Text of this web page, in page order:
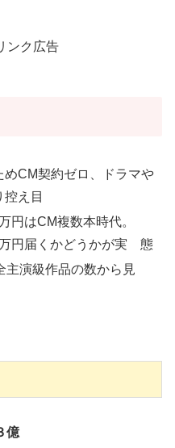
ンク広告
めCM契約ゼロ、ドラマや
控え目
円はCM複数本時代。
円届くかどうかが実 態
主演級作品の数から見
億